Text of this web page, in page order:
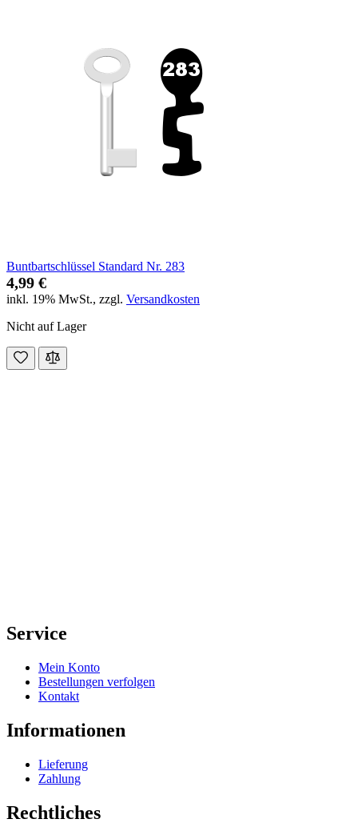
Buntbartschlüssel Standard Nr. 283
4,99 €
inkl. 19% MwSt., zzgl. Versandkosten
Nicht auf Lager
Service
Mein Konto
Bestellungen verfolgen
Kontakt
Informationen
Lieferung
Zahlung
Rechtliches